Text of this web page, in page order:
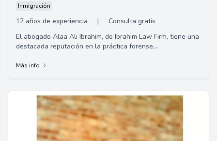
Inmigración
12 años de experiencia |
Consulta gratis
El abogado Alaa Ali Ibrahim, de Ibrahim Law Firm, tiene una
destacada reputación en la práctica forense,
Más info